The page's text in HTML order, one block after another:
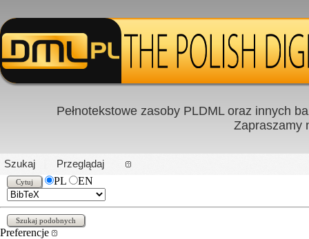
PL|EN
Pełnotekstowe zasoby PLDML oraz innych
Zapraszamy
Szukaj
Przeglądaj
PL
EN
Preferencje